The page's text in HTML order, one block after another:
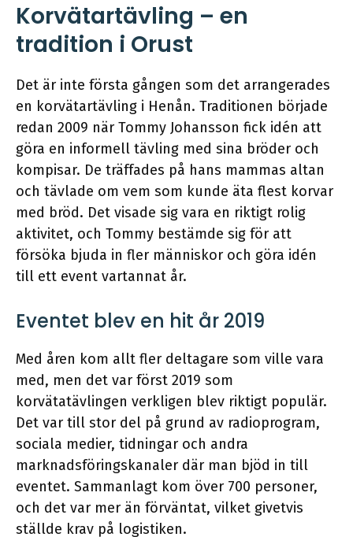
Korvätartävling – en
tradition i Orust
Det är inte första gången som det arrangerades
en korvätartävling i Henån. Traditionen började
redan 2009 när Tommy Johansson fick idén att
göra en informell tävling med sina bröder och
kompisar. De träffades på hans mammas altan
och tävlade om vem som kunde äta flest korvar
med bröd. Det visade sig vara en riktigt rolig
aktivitet, och Tommy bestämde sig för att
försöka bjuda in fler människor och göra idén
till ett event vartannat år.
Eventet blev en hit år 2019
Med åren kom allt fler deltagare som ville vara
med, men det var först 2019 som
korvätatävlingen verkligen blev riktigt populär.
Det var till stor del på grund av radioprogram,
sociala medier, tidningar och andra
marknadsföringskanaler där man bjöd in till
eventet. Sammanlagt kom över 700 personer,
och det var mer än förväntat, vilket givetvis
ställde krav på logistiken.